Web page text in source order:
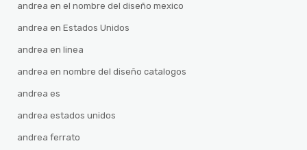
andrea en el nombre del diseño mexico
andrea en Estados Unidos
andrea en linea
andrea en nombre del diseño catalogos
andrea es
andrea estados unidos
andrea ferrato